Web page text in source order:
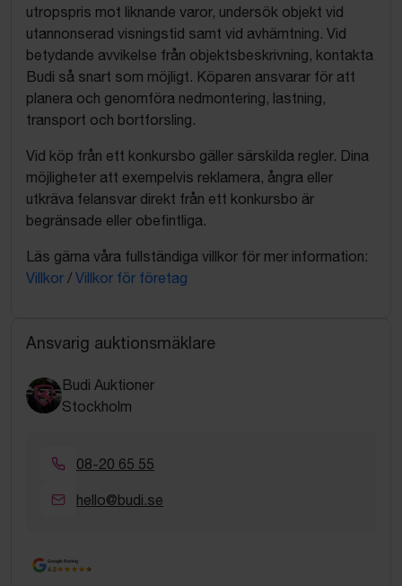
utropspris mot liknande varor, undersök objekt vid
utannonserad visningstid samt vid avhämtning. Vid
betydande avvikelse från objektsbeskrivning, kontakta
Budi så snart som möjligt. Köparen ansvarar för att
planera och genomföra nedmontering, lastning,
transport och bortforsling.
Vid köp från ett konkursbo gäller särskilda regler. Dina
möjligheter att exempelvis reklamera, ångra eller
utkräva felansvar direkt från ett konkursbo är
begränsade eller obefintliga.
Läs gärna våra fullständiga villkor för mer information:
Villkor / Villkor för företag
Ansvarig auktionsmäklare
Budi Auktioner
Stockholm
08-20 65 55
hello@budi.se
Google Rating
4.5